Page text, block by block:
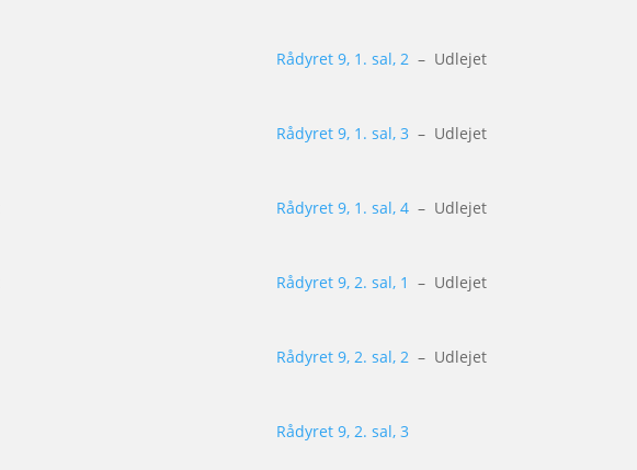
Rådyret 9, 1. sal, 2 – Udlejet
Rådyret 9, 1. sal, 3 – Udlejet
Rådyret 9, 1. sal, 4 – Udlejet
Rådyret 9, 2. sal, 1 – Udlejet
Rådyret 9, 2. sal, 2 – Udlejet
Rådyret 9, 2. sal, 3